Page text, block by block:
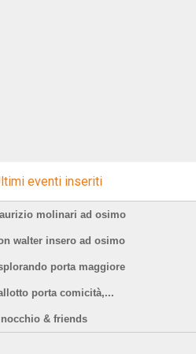
eventi inseriti
molinari ad osimo
walter insero ad osimo
porta maggiore
porta comicità,...
& friends